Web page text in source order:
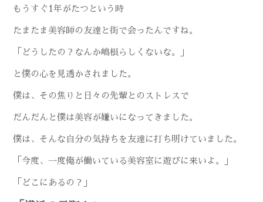
もうすぐ1年がたつという時
たまたま美容師の友達と街で会ったんですね。
「どうしたの？なんか嶋根らしくないな。」
と僕の心を見透かされました。
僕は、その焦りと日々の先輩とのストレスで
だんだんと僕は美容が嫌いになってきました。
僕は、そんな自分の気持ちを友達に打ち明けていました。
「今度、一度俺が働いている美容室に遊びに来いよ。」
「どこにあるの？」